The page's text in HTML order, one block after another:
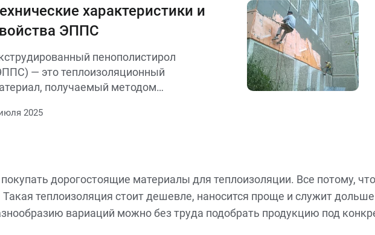
Не горит, не
горение, устойчива к
и воздействию
Применяется для
стен, кровли, перекрытий и
как в жилом, так и в
строительстве. Бывает в
матов, плит или рулонов.
характеристики и
ЭППС
пенополистирол
— это теплоизоляционный
получаемый методом
в строительстве благодаря
2025
дорогостоящие материалы для теплоизоляции. Все потому,
теплоизоляция стоит дешевле, наносится проще и служит
вариаций можно без труда подобрать продукцию под